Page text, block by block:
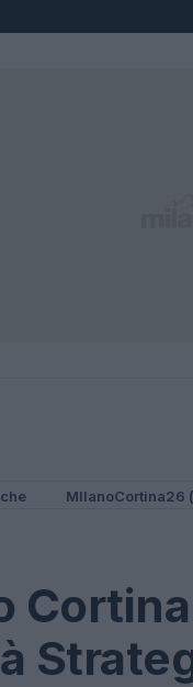
MIlanoCortina26